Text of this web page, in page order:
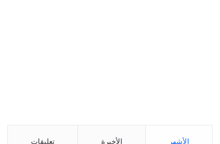
الأشهر الأخيرة تعليقات